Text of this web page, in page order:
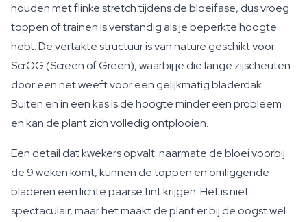
houden met flinke stretch tijdens de bloeifase, dus vroeg
toppen of trainen is verstandig als je beperkte hoogte
hebt. De vertakte structuur is van nature geschikt voor
ScrOG (Screen of Green), waarbij je die lange zijscheuten
door een net weeft voor een gelijkmatig bladerdak.
Buiten en in een kas is de hoogte minder een probleem
en kan de plant zich volledig ontplooien.
Een detail dat kwekers opvalt: naarmate de bloei voorbij
de 9 weken komt, kunnen de toppen en omliggende
bladeren een lichte paarse tint krijgen. Het is niet
spectaculair, maar het maakt de plant er bij de oogst wel